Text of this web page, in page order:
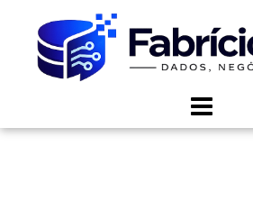
content